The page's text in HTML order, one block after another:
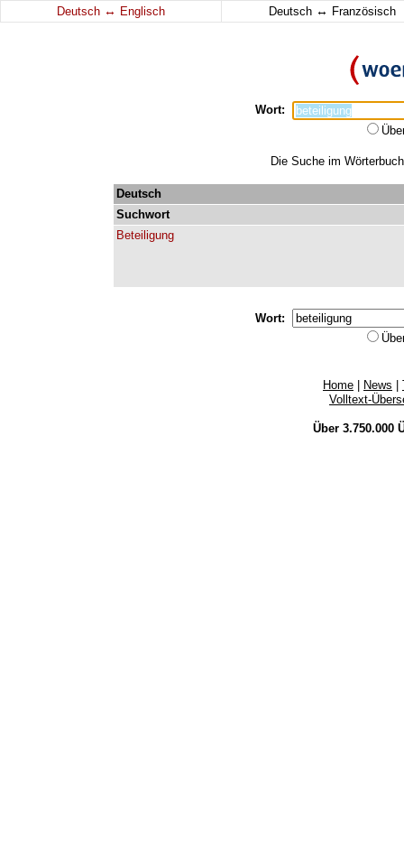
Deutsch ↔ Englisch Deutsch ↔ Französisch
Wort:
Die Suche im
Deutsch
Suchwort
Beteiligung
Wort:
Home News
Volltext-
Über 3.750.000